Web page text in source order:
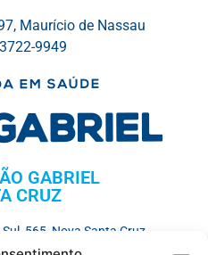
Maurício de Nassau
9949
GABRIEL
CRUZ
565, Nova Santa Cruz
3675